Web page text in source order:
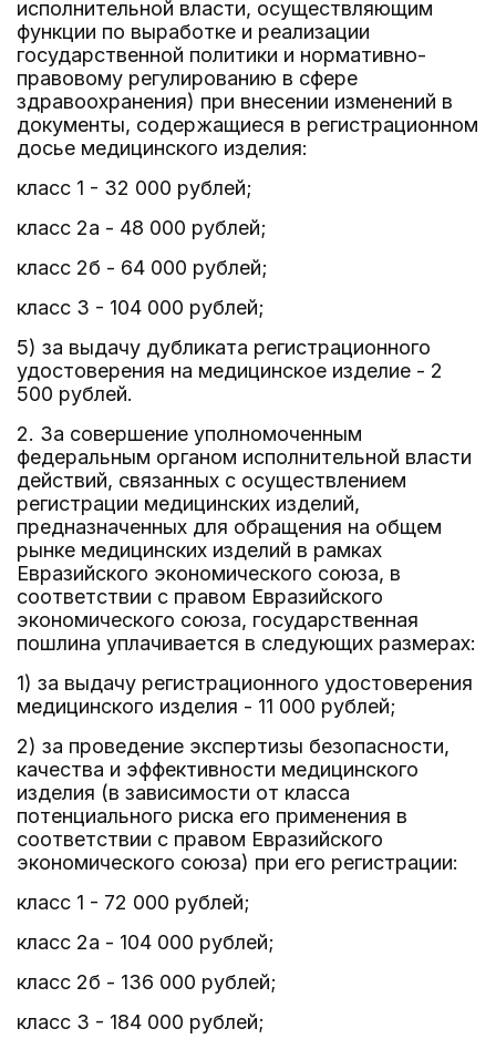
исполнительной власти, осуществляющим
функции по выработке и реализации
государственной политики и нормативно-
правовому регулированию в сфере
здравоохранения) при внесении изменений в
документы, содержащиеся в регистрационном
досье медицинского изделия:
класс 1 - 32 000 рублей;
класс 2а - 48 000 рублей;
класс 2б - 64 000 рублей;
класс 3 - 104 000 рублей;
5) за выдачу дубликата регистрационного
удостоверения на медицинское изделие - 2
500 рублей.
2. За совершение уполномоченным
федеральным органом исполнительной власти
действий, связанных с осуществлением
регистрации медицинских изделий,
предназначенных для обращения на общем
рынке медицинских изделий в рамках
Евразийского экономического союза, в
соответствии с правом Евразийского
экономического союза, государственная
пошлина уплачивается в следующих размерах:
1) за выдачу регистрационного удостоверения
медицинского изделия - 11 000 рублей;
2) за проведение экспертизы безопасности,
качества и эффективности медицинского
изделия (в зависимости от класса
потенциального риска его применения в
соответствии с правом Евразийского
экономического союза) при его регистрации:
класс 1 - 72 000 рублей;
класс 2а - 104 000 рублей;
класс 2б - 136 000 рублей;
класс 3 - 184 000 рублей;